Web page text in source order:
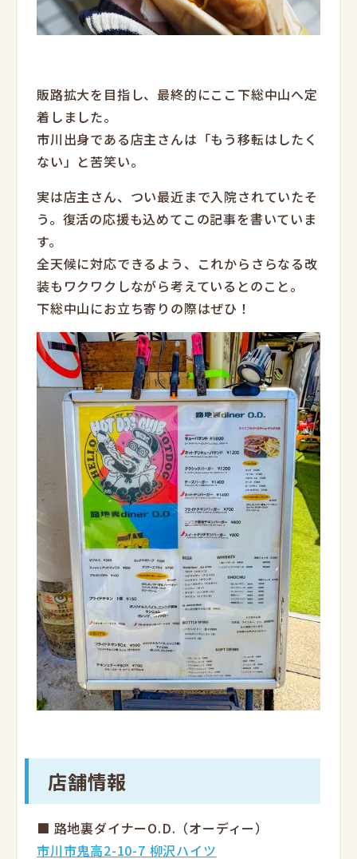
販路拡大を目指し、最終的にここ下総中山へ定
着しました。
市川出身である店主さんは「もう移転はしたく
ない」と苦笑い。
実は店主さん、つい最近まで入院されていたそ
う。復活の応援も込めてこの記事を書いていま
す。
全天候に対応できるよう、これからさらなる改
装もワクワクしながら考えているとのこと。
下総中山にお立ち寄りの際はぜひ！
店舗情報
■ 路地裏ダイナーO.D.（オーディー）
市川市鬼高2-10-7 柳沢ハイツ